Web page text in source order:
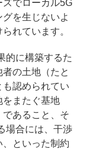
でローカル5G
を生じないよ
れています。
的に構築するた
の土地（たと
認められてい
をまたぐ基地
あること、そ
場合には、干渉
といった制約